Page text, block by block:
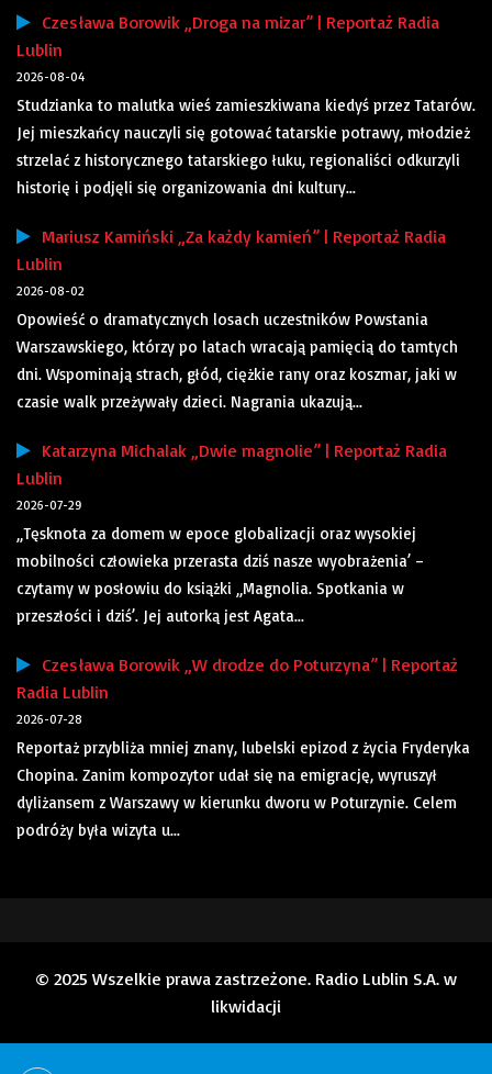
Czesława Borowik „Droga na mizar” | Reportaż Radia
Lublin
2026-08-04
Studzianka to malutka wieś zamieszkiwana kiedyś przez Tatarów.
Jej mieszkańcy nauczyli się gotować tatarskie potrawy, młodzież
strzelać z historycznego tatarskiego łuku, regionaliści odkurzyli
historię i podjęli się organizowania dni kultury...
Mariusz Kamiński „Za każdy kamień” | Reportaż Radia
Lublin
2026-08-02
Opowieść o dramatycznych losach uczestników Powstania
Warszawskiego, którzy po latach wracają pamięcią do tamtych
dni. Wspominają strach, głód, ciężkie rany oraz koszmar, jaki w
czasie walk przeżywały dzieci. Nagrania ukazują...
Katarzyna Michalak „Dwie magnolie” | Reportaż Radia
Lublin
2026-07-29
„Tęsknota za domem w epoce globalizacji oraz wysokiej
mobilności człowieka przerasta dziś nasze wyobrażenia’ –
czytamy w posłowiu do książki „Magnolia. Spotkania w
przeszłości i dziś’. Jej autorką jest Agata...
Czesława Borowik „W drodze do Poturzyna” | Reportaż
Radia Lublin
2026-07-28
Reportaż przybliża mniej znany, lubelski epizod z życia Fryderyka
Chopina. Zanim kompozytor udał się na emigrację, wyruszył
dyliżansem z Warszawy w kierunku dworu w Poturzynie. Celem
podróży była wizyta u...
© 2025 Wszelkie prawa zastrzeżone. Radio Lublin S.A. w
likwidacji